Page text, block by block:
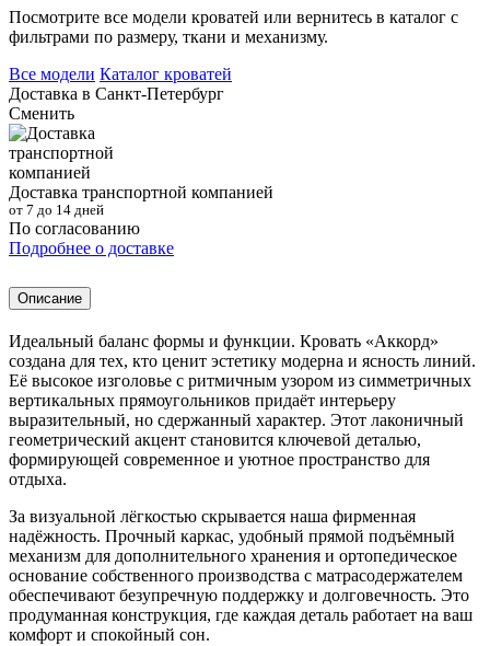
Посмотрите все модели кроватей или вернитесь в каталог с
фильтрами по размеру, ткани и механизму.
Все модели Каталог кроватей
Доставка в Санкт-Петербург
Сменить
Доставка транспортной компанией
от 7 до 14 дней
По согласованию
Подробнее о доставке
Описание
Идеальный баланс формы и функции. Кровать «Аккорд»
создана для тех, кто ценит эстетику модерна и ясность линий.
Её высокое изголовье с ритмичным узором из симметричных
вертикальных прямоугольников придаёт интерьеру
выразительный, но сдержанный характер. Этот лаконичный
геометрический акцент становится ключевой деталью,
формирующей современное и уютное пространство для
отдыха.
За визуальной лёгкостью скрывается наша фирменная
надёжность. Прочный каркас, удобный прямой подъёмный
механизм для дополнительного хранения и ортопедическое
основание собственного производства с матрасодержателем
обеспечивают безупречную поддержку и долговечность. Это
продуманная конструкция, где каждая деталь работает на ваш
комфорт и спокойный сон.